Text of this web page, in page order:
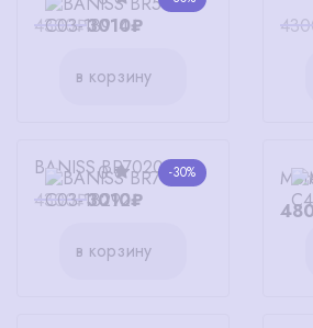
4300₽3010₽
в корзину
0 -30%
BANISS BR7020 C03
4300₽3010₽
в корзину